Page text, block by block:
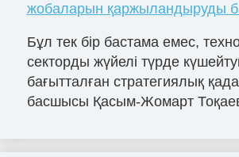
жобаларын қаржыландыруды
Бұл тек бір бастама емес,
секторды жүйелі түрде
бағытталған стратегиялық
басшысы Қасым-Жомарт